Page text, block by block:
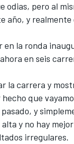
odias, pero al
año, y
la ronda
en seis
la carrera y
que
y
y no hay
irregulares.